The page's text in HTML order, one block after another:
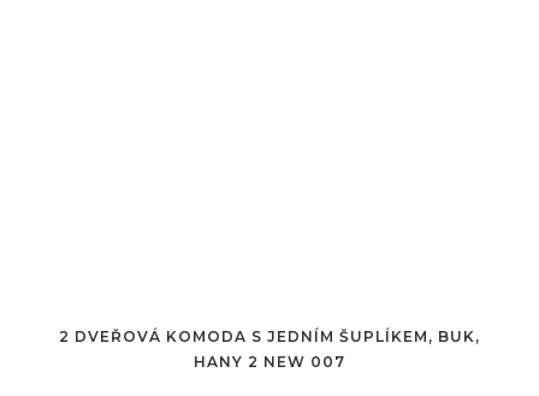
2 DVEŘOVÁ KOMODA S JEDNÍM ŠUPLÍKEM, BUK,
HANY 2 NEW 007